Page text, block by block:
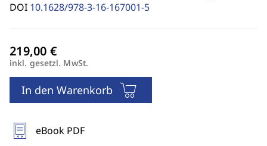
DOI 10.1628/978-3-16-167001-5
inkl. gesetzl. MwSt.
In den Warenkorb
eBook PDF